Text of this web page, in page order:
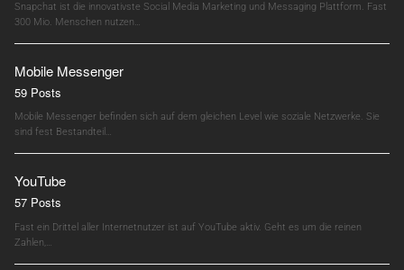
Snapchat ist die innovativste Social Media Marketing und Messaging Plattform. Fast
300 Mio. Menschen nutzen…
Mobile Messenger
59 Posts
Mobile Messenger befinden sich auf dem gleichen Level wie soziale Netzwerke. Sie
sind fest Bestandteil…
YouTube
57 Posts
Fast ein Drittel aller Internetnutzer ist auf YouTube aktiv. Geht es um die reinen
Zahlen,…